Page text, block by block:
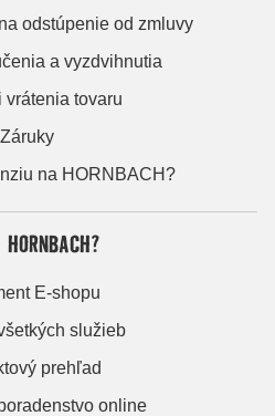
odstúpenie od zmluvy
a vyzdvihnutia
vrátenia tovaru
Záruky
na HORNBACH?
E-shopu
služieb
prehľad
online